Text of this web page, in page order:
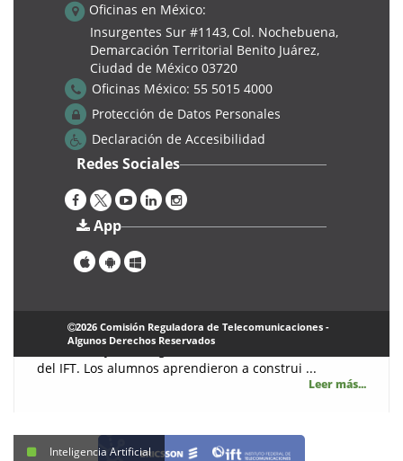
Cursos
3° edición del Taller Juventud: Introducción a la IA
JUVENTUD. Transformación Digital, el cual tuvo lugar
los días 20 y 21 de agosto 2024, en las instalaciones
del IFT. Los alumnos aprendieron a construi ...
Leer más...
Inteligencia Artificial
Oficinas en México:
Insurgentes Sur #1143, Col. Nochebuena,
Demarcación Territorial Benito Juárez,
Ciudad de México 03720
Oficinas México: 55 5015 4000
Protección de Datos Personales
Declaración de Accesibilidad
Redes Sociales
App
2026 Comisión Reguladora de Telecomunicaciones -
Algunos Derechos Reservados